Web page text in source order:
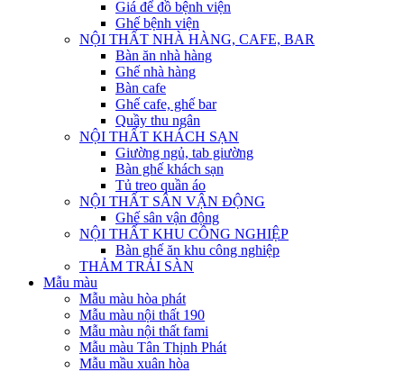
Giá để đồ bệnh viện
Ghế bệnh viện
NỘI THẤT NHÀ HÀNG, CAFE, BAR
Bàn ăn nhà hàng
Ghế nhà hàng
Bàn cafe
Ghế cafe, ghế bar
Quầy thu ngân
NỘI THẤT KHÁCH SẠN
Giường ngủ, tab giường
Bàn ghế khách sạn
Tủ treo quần áo
NỘI THẤT SÂN VẬN ĐỘNG
Ghế sân vận động
NỘI THẤT KHU CÔNG NGHIỆP
Bàn ghế ăn khu công nghiệp
THẢM TRẢI SÀN
Mẫu màu
Mẫu màu hòa phát
Mẫu màu nội thất 190
Mẫu màu nội thất fami
Mẫu màu Tân Thịnh Phát
Mẫu mầu xuân hòa